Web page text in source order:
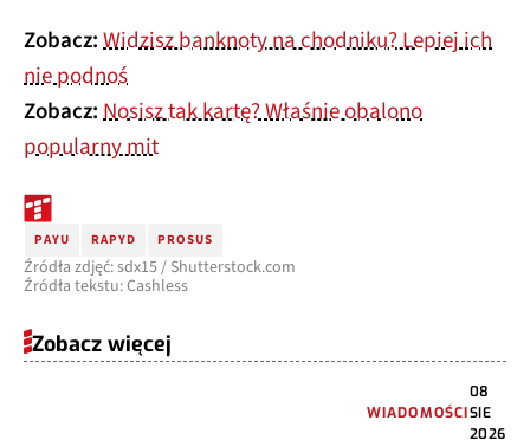
Zobacz:Widzisz banknoty na chodniku? Lepiej ich
nie podnoś
Zobacz:Nosisz tak kartę? Właśnie obalono
popularny mit
PAYU RAPYD PROSUS
Źródła zdjęć: sdx15 / Shutterstock.com
Źródła tekstu: Cashless
Zobacz więcej
WIADOMOŚCI
08
SIE
2026